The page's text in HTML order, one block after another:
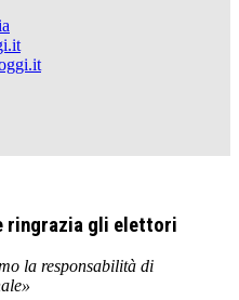
ringrazia gli elettori
la responsabilità di